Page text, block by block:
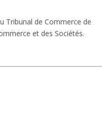
Tribunal de Commerce de
et des Sociétés.